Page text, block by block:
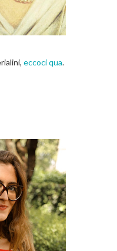
eccoci qua.